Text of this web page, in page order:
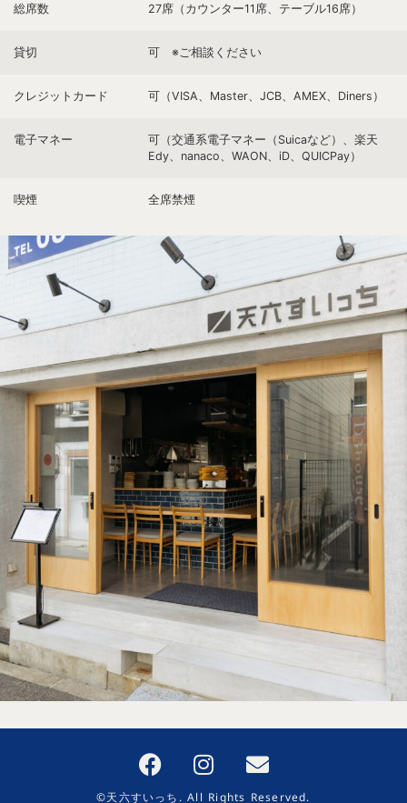
総席数 27席（カウンター11席、テーブル16席）
貸切 可 ※ご相談ください
クレジットカード 可（VISA、Master、JCB、AMEX、Diners）
電子マネー
可（交通系電子マネー（Suicaなど）、楽天
Edy、nanaco、WAON、iD、QUICPay）
喫煙 全席禁煙